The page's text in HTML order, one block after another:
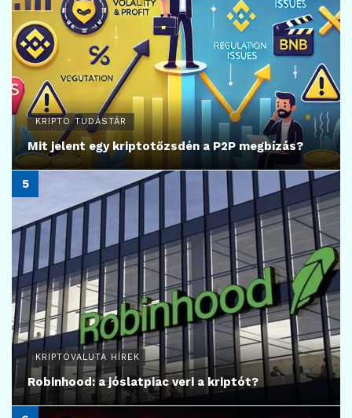
KRIPTO TUDÁSTÁR
Mit jelent egy kriptotőzsdén a P2P megbízás?
KRIPTOVALUTA HÍREK
Robinhood: a jóslatpiac veri a kriptót?